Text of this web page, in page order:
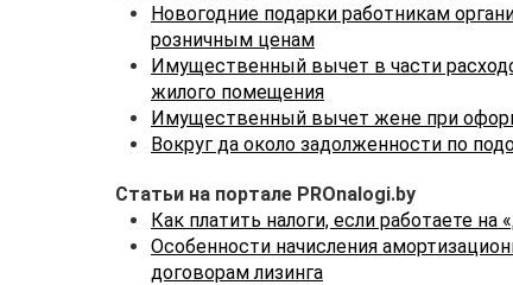
Новогодние подарки работникам
розничным ценам
Имущественный вычет в части
жилого помещения
Имущественный вычет жене при
Вокруг да около задолженности по
Статьи на портале PROnalogi.by
Как платить налоги, если работаете на
Особенности начисления
договорам лизинга